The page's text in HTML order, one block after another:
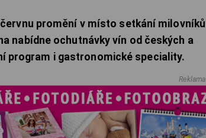
promění v místo setkání milovníků
nabídne ochutnávky vín od českých a
program i gastronomické speciality.
Reklama